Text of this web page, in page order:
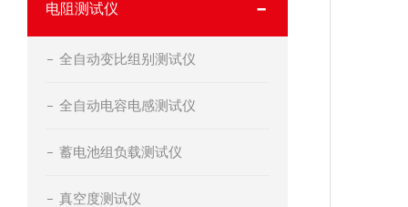
电阻测试仪
全自动变比组别测试仪
全自动电容电感测试仪
蓄电池组负载测试仪
真空度测试仪